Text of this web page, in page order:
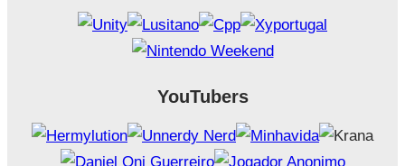
YouTubers